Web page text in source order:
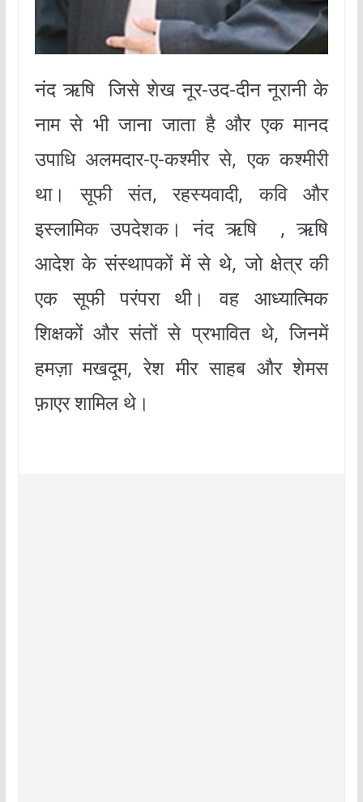
नंद ऋषि जिसे शेख नूर-उद-दीन नूरानी के
नाम से भी जाना जाता है और एक मानद
उपाधि अलमदार-ए-कश्मीर से, एक कश्मीरी
था। सूफी संत, रहस्यवादी, कवि और
इस्लामिक उपदेशक। नंद ऋषि , ऋषि
आदेश के संस्थापकों में से थे, जो क्षेत्र की
एक सूफी परंपरा थी। वह आध्यात्मिक
शिक्षकों और संतों से प्रभावित थे, जिनमें
हमज़ा मखदूम, रेश मीर साहब और शेमस
फ़ाएर शामिल थे।